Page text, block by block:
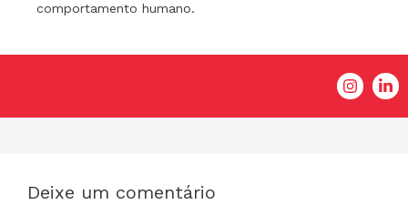
comportamento humano.
Deixe um comentário